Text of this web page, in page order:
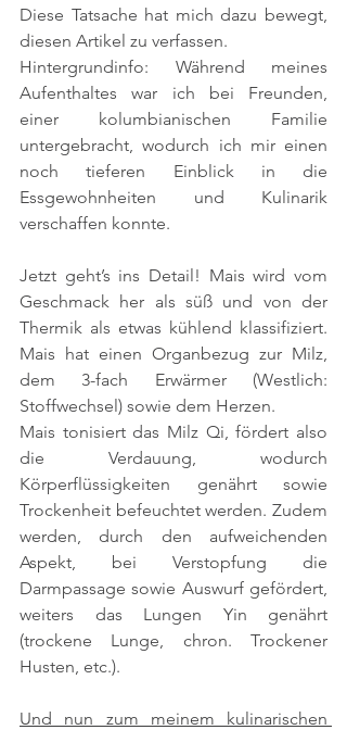
Diese Tatsache hat mich dazu bewegt,
diesen Artikel zu verfassen.
Hintergrundinfo: Während meines
Aufenthaltes war ich bei Freunden,
einer kolumbianischen Familie
untergebracht, wodurch ich mir einen
noch tieferen Einblick in die
Essgewohnheiten und Kulinarik
verschaffen konnte.
Jetzt geht’s ins Detail! Mais wird vom
Geschmack her als süß und von der
Thermik als etwas kühlend klassifiziert.
Mais hat einen Organbezug zur Milz,
dem 3-fach Erwärmer (Westlich:
Stoffwechsel) sowie dem Herzen.
Mais tonisiert das Milz Qi, fördert also
die Verdauung, wodurch
Körperflüssigkeiten genährt sowie
Trockenheit befeuchtet werden. Zudem
werden, durch den aufweichenden
Aspekt, bei Verstopfung die
Darmpassage sowie Auswurf gefördert,
weiters das Lungen Yin genährt
(trockene Lunge, chron. Trockener
Husten, etc.).
Und nun zum meinem kulinarischen